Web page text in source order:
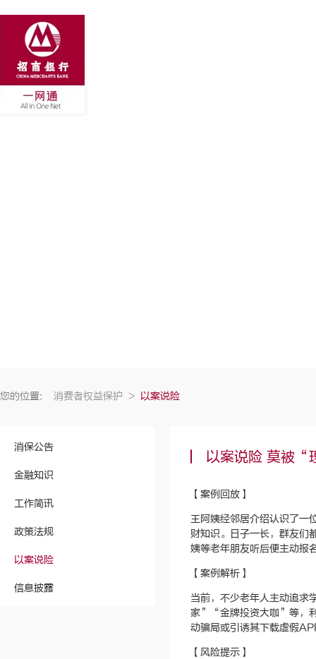
您的位置: 消费者权益保护 > 以案说险
消保公告
金融知识
工作简讯
政策法规
以案说险
信息披露
以案说险 莫被“
【案例回放】
王阿姨经邻居介绍认识了
财知识。日子一长，群友
姨等老年朋友听后便主动报
【案例解析】
当前，不少老年人主动追
家”“金牌投资大咖”等，
动骗局或引诱其下载虚假
【风险提示】